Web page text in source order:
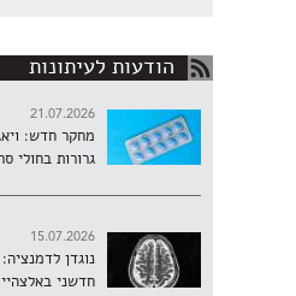
הודעות לעיתונות
21.07.2026
מחקר חדש:
גרורות בחולי
15.07.2026
נוגדן
חדשני